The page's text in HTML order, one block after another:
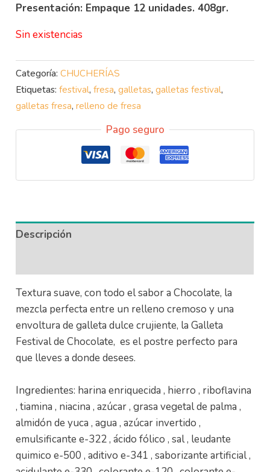
Presentación: Empaque 12 unidades. 408gr.
Sin existencias
Categoría:CHUCHERÍAS
Etiquetas:festival,fresa,galletas,galletas festival,
galletas fresa,relleno de fresa
Pago seguro
Descripción
Textura suave, con todo el sabor a Chocolate, la
mezcla perfecta entre un relleno cremoso y una
envoltura de galleta dulce crujiente, la Galleta
Festival de Chocolate, es el postre perfecto para
que lleves a donde desees.
Ingredientes: harina enriquecida , hierro , riboflavina
, tiamina , niacina , azúcar , grasa vegetal de palma ,
almidón de yuca , agua , azúcar invertido ,
emulsificante e-322 , ácido fólico , sal , leudante
quimico e-500 , aditivo e-341 , saborizante artificial ,